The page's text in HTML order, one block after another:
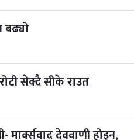
बढ्यो
सेक्दै सीके राउत
मार्क्सवाद देववाणी होइन,